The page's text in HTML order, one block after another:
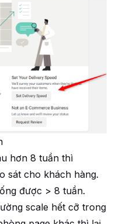
hơn 8 tuần thì
sát cho khách hàng.
được > 8 tuần.
scale hết cỡ trong